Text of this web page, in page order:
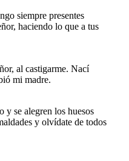
siempre presentes
haciendo lo que a tus
al castigarme. Nací
mi madre.
y se alegren los huesos
y olvídate de todos